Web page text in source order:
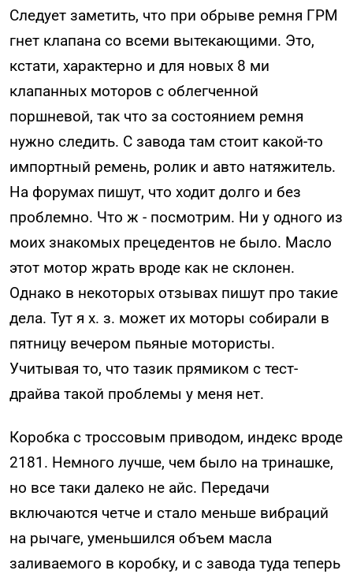
Следует заметить, что при обрыве ремня ГРМ
гнет клапана со всеми вытекающими. Это,
кстати, характерно и для новых 8 ми
клапанных моторов с облегченной
поршневой, так что за состоянием ремня
нужно следить. С завода там стоит какой-то
импортный ремень, ролик и авто натяжитель.
На форумах пишут, что ходит долго и без
проблемно. Что ж - посмотрим. Ни у одного из
моих знакомых прецедентов не было. Масло
этот мотор жрать вроде как не склонен.
Однако в некоторых отзывах пишут про такие
дела. Тут я х. з. может их моторы собирали в
пятницу вечером пьяные мотористы.
Учитывая то, что тазик прямиком с тест-
драйва такой проблемы у меня нет.
Коробка с троссовым приводом, индекс вроде
2181. Немного лучше, чем было на тринашке,
но все таки далеко не айс. Передачи
включаются четче и стало меньше вибраций
на рычаге, уменьшился объем масла
заливаемого в коробку, и с завода туда теперь